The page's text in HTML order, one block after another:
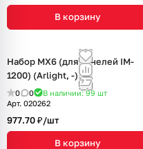
В корзину
Набор MX6 (для панелей IM-
1200) (Arlight, -)
0 0 В наличии: 99 шт
Арт. 020262
977.70 ₽/шт
В корзину